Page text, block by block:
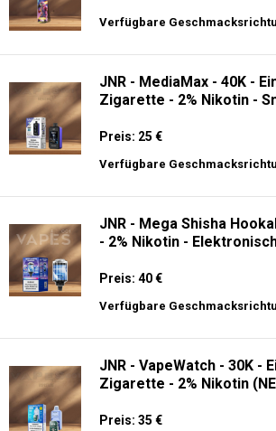
Verfügbare
JNR - MediaMax - 40K -
Zigarette - 2% Nikotin -
Preis: 25 €
Verfügbare
JNR - Mega Shisha
- 2% Nikotin -
Preis: 40 €
Verfügbare
JNR - VapeWatch - 30K -
Zigarette - 2% Nikotin
Preis: 35 €